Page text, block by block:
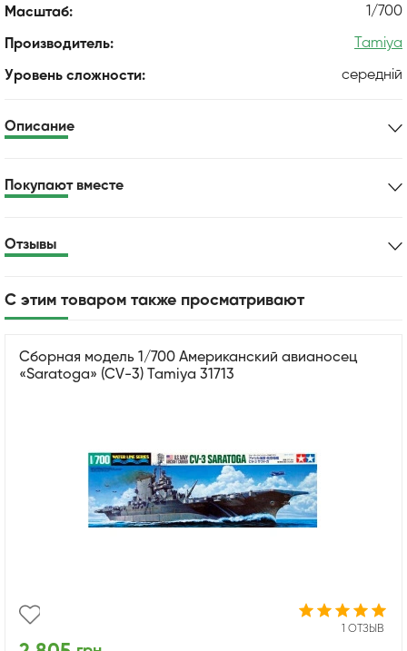
Масштаб: 1/700
Производитель: Tamiya
Уровень сложности: середній
Описание
Покупают вместе
Отзывы
С этим товаром также просматривают
Сборная модель 1/700 Американский авианосец
«Saratoga» (CV-3) Tamiya 31713
1 ОТЗЫВ